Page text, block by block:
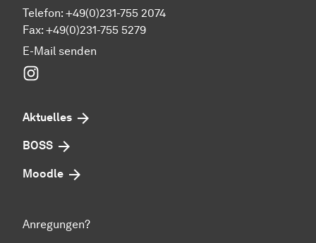
Telefon: +49(0)231-755 2074
Fax: +49(0)231-755 5279
E-Mail senden
Aktuelles
BOSS
Moodle
Anregungen?